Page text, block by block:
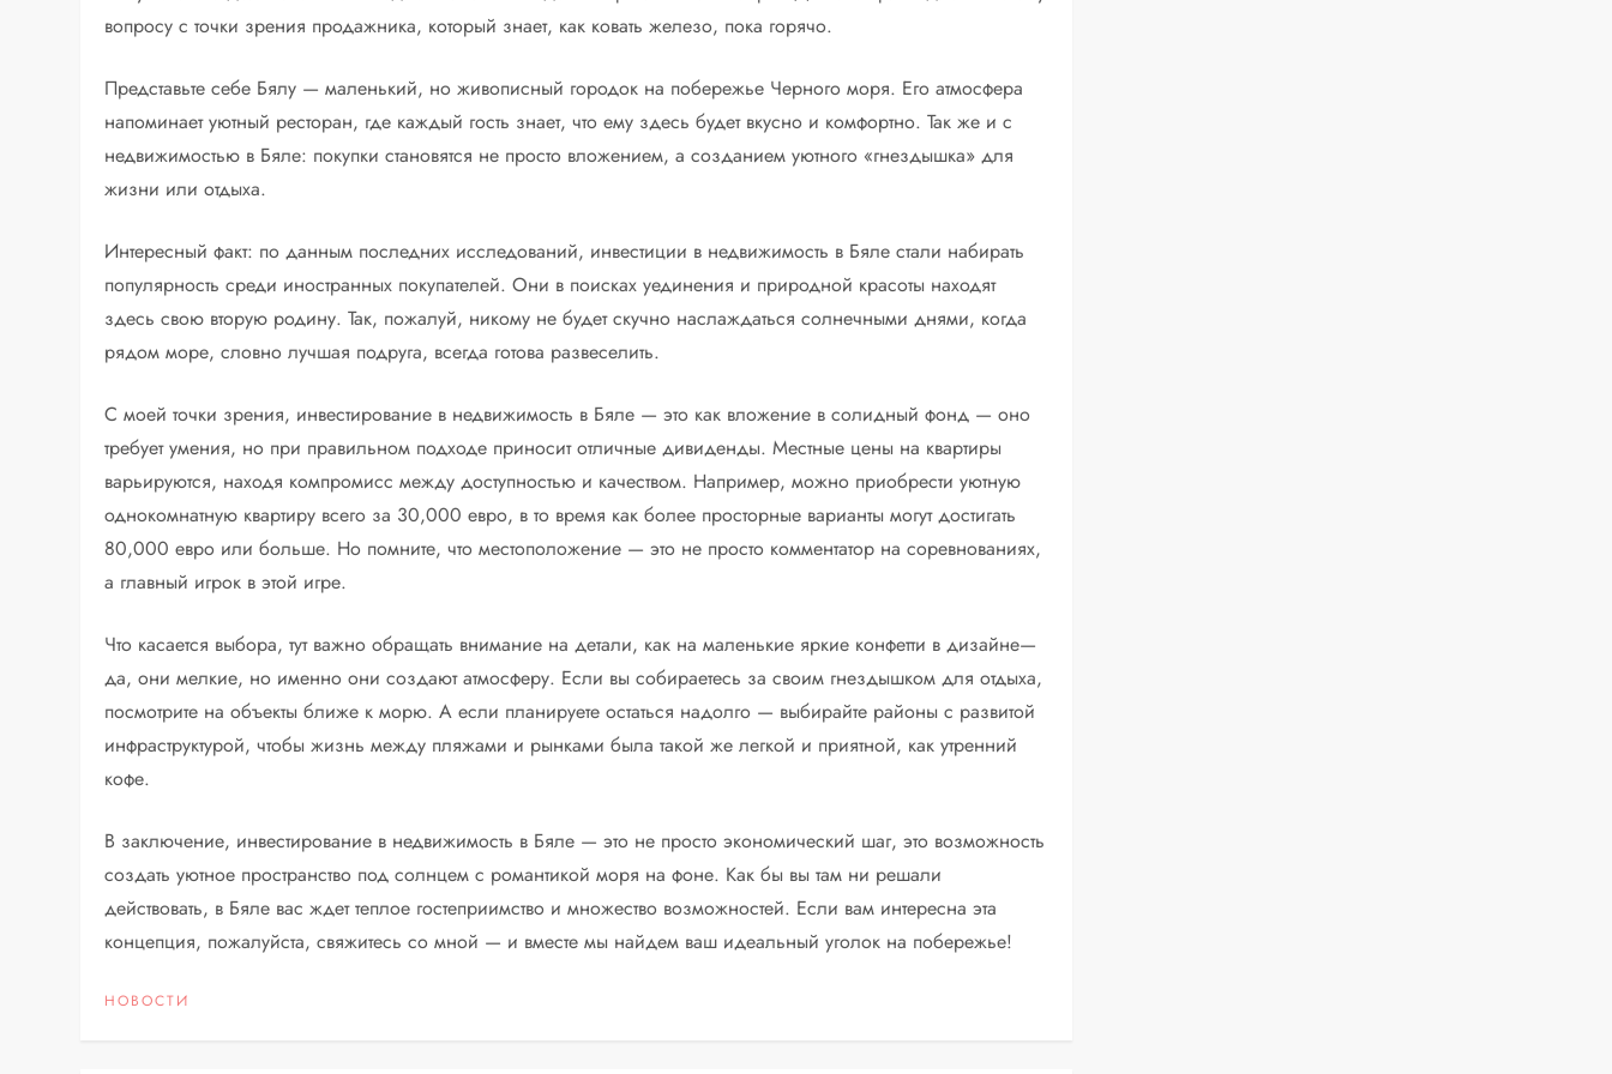
вопросу с точки зрения продажника, который знает, как ковать железо, пока горячо.
Представьте себе Бялу — маленький, но живописный городок на побережье Черного моря. Его атмосфера
напоминает уютный ресторан, где каждый гость знает, что ему здесь будет вкусно и комфортно. Так же и с
недвижимостью в Бяле: покупки становятся не просто вложением, а созданием уютного «гнездышка» для
жизни или отдыха.
Интересный факт: по данным последних исследований, инвестиции в недвижимость в Бяле стали набирать
популярность среди иностранных покупателей. Они в поисках уединения и природной красоты находят
здесь свою вторую родину. Так, пожалуй, никому не будет скучно наслаждаться солнечными днями, когда
рядом море, словно лучшая подруга, всегда готова развеселить.
С моей точки зрения, инвестирование в недвижимость в Бяле — это как вложение в солидный фонд — оно
требует умения, но при правильном подходе приносит отличные дивиденды. Местные цены на квартиры
варьируются, находя компромисс между доступностью и качеством. Например, можно приобрести уютную
однокомнатную квартиру всего за 30,000 евро, в то время как более просторные варианты могут достигать
80,000 евро или больше. Но помните, что местоположение — это не просто комментатор на соревнованиях,
а главный игрок в этой игре.
Что касается выбора, тут важно обращать внимание на детали, как на маленькие яркие конфетти в дизайне—
да, они мелкие, но именно они создают атмосферу. Если вы собираетесь за своим гнездышком для отдыха,
посмотрите на объекты ближе к морю. А если планируете остаться надолго — выбирайте районы с развитой
инфраструктурой, чтобы жизнь между пляжами и рынками была такой же легкой и приятной, как утренний
кофе.
В заключение, инвестирование в недвижимость в Бяле — это не просто экономический шаг, это возможность
создать уютное пространство под солнцем с романтикой моря на фоне. Как бы вы там ни решали
действовать, в Бяле вас ждет теплое гостеприимство и множество возможностей. Если вам интересна эта
концепция, пожалуйста, свяжитесь со мной — и вместе мы найдем ваш идеальный уголок на побережье!
НОВОСТИ